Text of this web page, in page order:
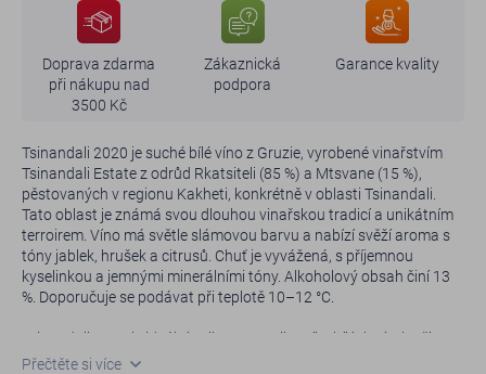
Doprava zdarma
při nákupu nad
3500 Kč
Zákaznická
podpora
Garance kvality
Tsinandali 2020 je suché bílé víno z Gruzie, vyrobené vinařstvím
Tsinandali Estate z odrůd Rkatsiteli (85 %) a Mtsvane (15 %),
pěstovaných v regionu Kakheti, konkrétně v oblasti Tsinandali.
Tato oblast je známá svou dlouhou vinařskou tradicí a unikátním
terroirem. Víno má světle slámovou barvu a nabízí svěží aroma s
tóny jablek, hrušek a citrusů. Chuť je vyvážená, s příjemnou
kyselinkou a jemnými minerálními tóny. Alkoholový obsah činí 13
%. Doporučuje se podávat při teplotě 10–12 °C.
Tsinandali 2020 je ideální volbou pro milovníky bílých vín, kteří
hledají autentické víno z Gruzie s bohatým aromatickým profilem
Přečtěte si více